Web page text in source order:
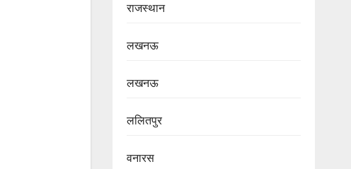
राजस्थान
लखनऊ
लखनऊ
ललितपुर
वनारस